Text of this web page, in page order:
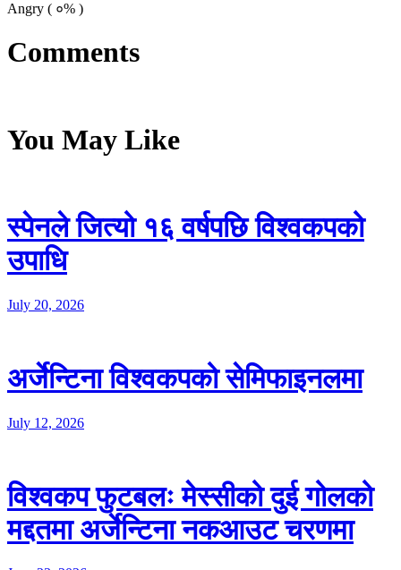
Angry ( ०% )
Comments
You May Like
स्पेनले जित्यो १६ वर्षपछि विश्वकपको
उपाधि
July 20, 2026
अर्जेन्टिना विश्वकपको सेमिफाइनलमा
July 12, 2026
विश्वकप फुटबलः मेस्सीको दुई गोलको
मद्दतमा अर्जेन्टिना नकआउट चरणमा